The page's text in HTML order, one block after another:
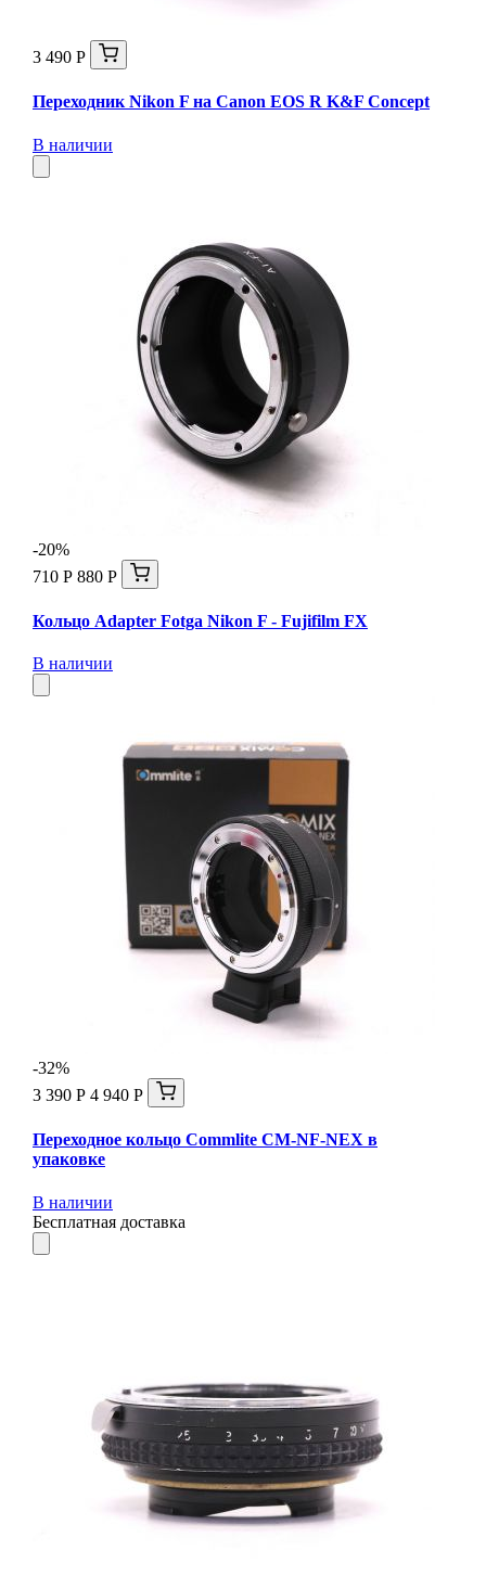
3 490 Р
Переходник Nikon F на Canon EOS R K&F Concept
В наличии
-20%
710 Р 880 Р
Кольцо Adapter Fotga Nikon F - Fujifilm FX
В наличии
-32%
3 390 Р 4 940 Р
Переходное кольцо Commlite CM-NF-NEX в
упаковке
В наличии
Бесплатная доставка